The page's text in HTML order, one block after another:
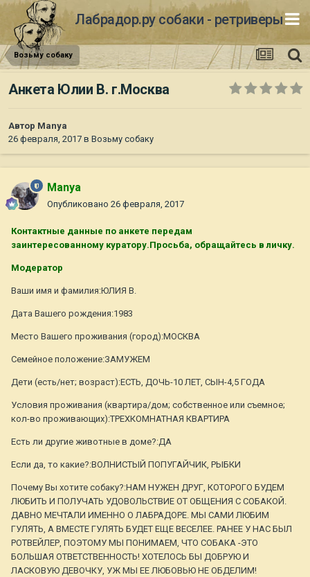
Лабрадор.ру собаки - ретриверы
Возьму собаку
Анкета Юлии В. г.Москва
Автор Manya
26 февраля, 2017 в Возьму собаку
Manya
Опубликовано 26 февраля, 2017
Контактные данные по анкете передам
заинтересованному куратору.Просьба, обращайтесь в личку.
Модератор
Ваши имя и фамилия:ЮЛИЯ В.
Дата Вашего рождения:1983
Место Вашего проживания (город):МОСКВА
Семейное положение:ЗАМУЖЕМ
Дети (есть/нет; возраст):ЕСТЬ, ДОЧЬ-10 ЛЕТ, СЫН-4,5 ГОДА
Условия проживания (квартира/дом; собственное или съемное;
кол-во проживающих):ТРЕХКОМНАТНАЯ КВАРТИРА
Есть ли другие животные в доме?:ДА
Если да, то какие?:ВОЛНИСТЫЙ ПОПУГАЙЧИК, РЫБКИ
Почему Вы хотите собаку?:НАМ НУЖЕН ДРУГ, КОТОРОГО БУДЕМ
ЛЮБИТЬ И ПОЛУЧАТЬ УДОВОЛЬСТВИЕ ОТ ОБЩЕНИЯ С СОБАКОЙ.
ДАВНО МЕЧТАЛИ ИМЕННО О ЛАБРАДОРЕ. МЫ САМИ ЛЮБИМ
ГУЛЯТЬ, А ВМЕСТЕ ГУЛЯТЬ БУДЕТ ЕЩЕ ВЕСЕЛЕЕ. РАНЕЕ У НАС БЫЛ
РОТВЕЙЛЕР, ПОЭТОМУ МЫ ПОНИМАЕМ, ЧТО СОБАКА -ЭТО
БОЛЬШАЯ ОТВЕТСТВЕННОСТЬ! ХОТЕЛОСЬ БЫ ДОБРУЮ И
ЛАСКОВУЮ ДЕВОЧКУ, УЖ МЫ ЕЕ ЛЮБОВЬЮ НЕ ОБДЕЛИМ!